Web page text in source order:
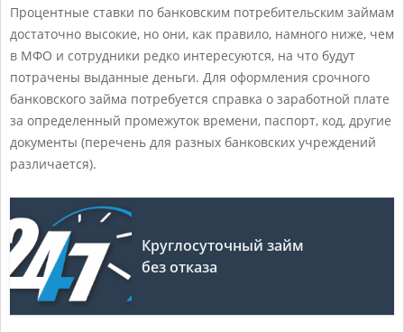
Процентные ставки по банковским потребительским займам
достаточно высокие, но они, как правило, намного ниже, чем
в МФО и сотрудники редко интересуются, на что будут
потрачены выданные деньги. Для оформления срочного
банковского займа потребуется справка о заработной плате
за определенный промежуток времени, паспорт, код, другие
документы (перечень для разных банковских учреждений
различается).
Круглосуточный займ
без отказа